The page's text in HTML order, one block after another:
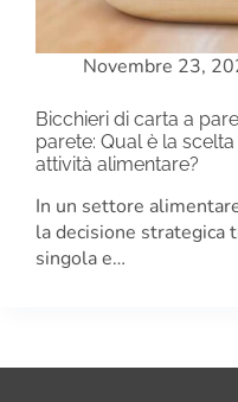
Novembre 23,
Bicchieri di carta a
parete: Qual è la
attività alimentare?
In un settore
la decisione strategica
singola e…